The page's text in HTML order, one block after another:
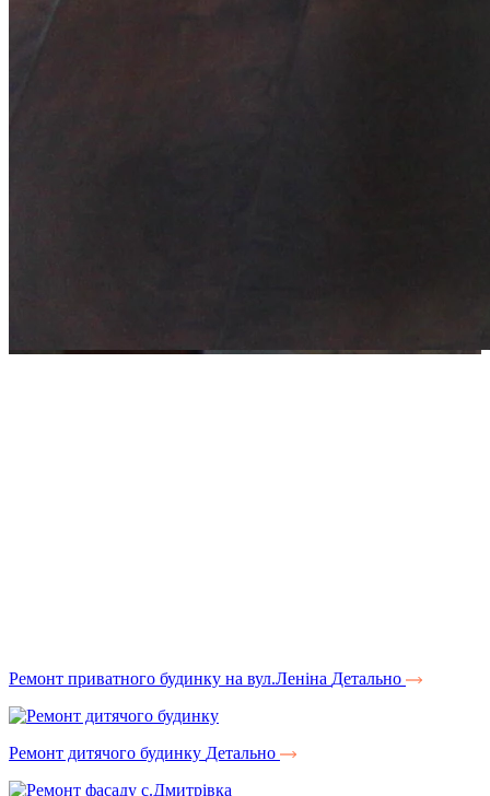
Ремонт приватного будинку на вул.Леніна Детально
Ремонт дитячого будинку Детально